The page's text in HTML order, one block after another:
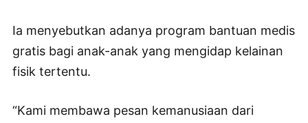
Ia menyebutkan adanya program bantuan medis
gratis bagi anak-anak yang mengidap kelainan
fisik tertentu.
“Kami membawa pesan kemanusiaan dari